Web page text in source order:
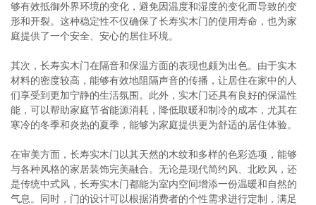
够有效抵御外界环境的变化，避免因温度和湿度的变化而导致的变
形和开裂。这种稳定性不仅确保了长寿实木门的使用寿命，也为家
庭提供了一个安全、安心的居住环境。
其次，长寿实木门在隔音和保温方面的表现也颇为出色。由于实木
材料的密度较高，能够有效地阻隔声音的传播，让居住在家中的人
们享受到更加宁静的生活氛围。此外，实木门还具有良好的保温性
能，可以帮助家庭节省能源消耗，降低取暖和制冷的成本，尤其在
寒冷的冬季和炎热的夏季，能够为家庭提供更为舒适的居住体验。
在审美方面，长寿实木门以其天然的木纹和多样的色彩选项，能够
与各种风格的家居装饰完美融合。无论是现代简约风、北欧风，还
是传统中式风，长寿实木门都能为室内空间增添一份温暖和自然的
气息。同时，门的设计可以根据消费者的个性需求进行定制，满足